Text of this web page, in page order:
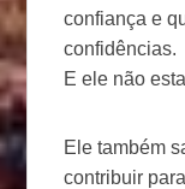
confiança e
confidências.
E ele não
Ele também
contribuir